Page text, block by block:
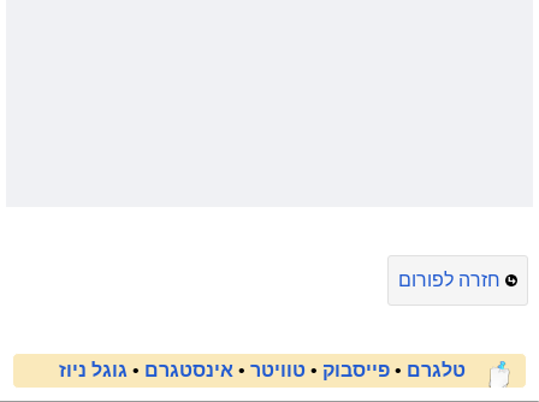
חזרה לפורום
טלגרם • פייסבוק • טוויטר • אינסטגרם • גוגל ניוז